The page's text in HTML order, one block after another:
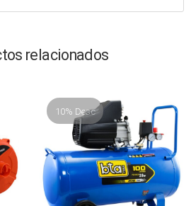
relacionados
10% Desc